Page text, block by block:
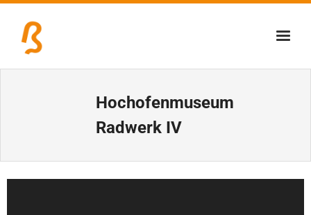
Hochofenmuseum
Radwerk IV